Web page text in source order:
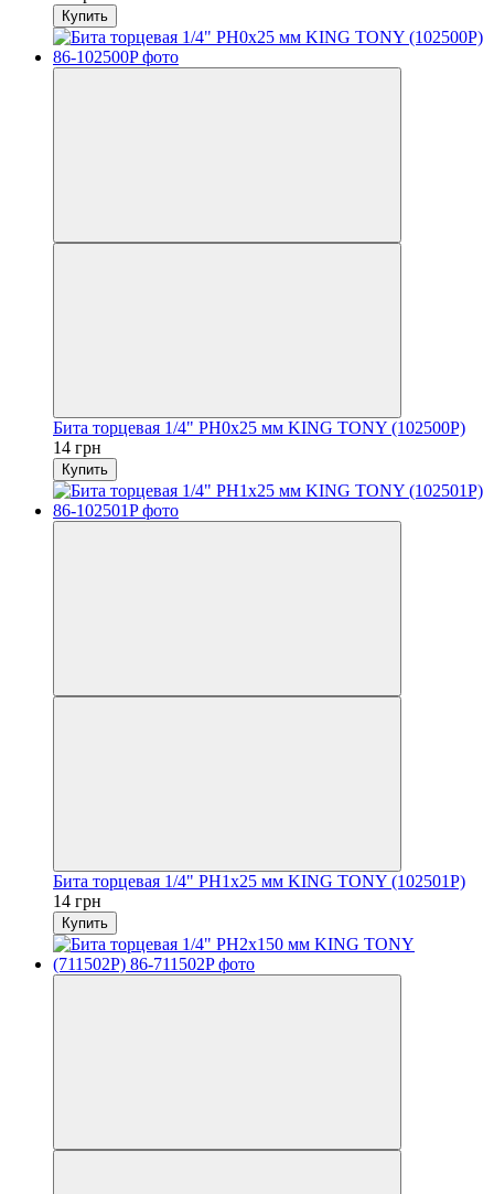
Купить
Бита торцевая 1/4" PH0х25 мм KING TONY (102500P)
14 грн
Купить
Бита торцевая 1/4" PH1х25 мм KING TONY (102501P)
14 грн
Купить